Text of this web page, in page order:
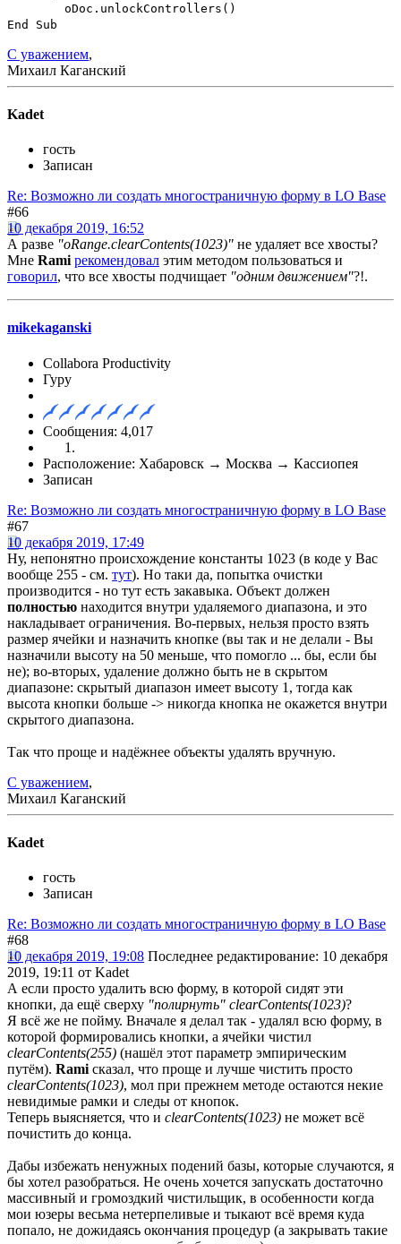
oDoc.unlockControllers()
End Sub
С уважением,
Михаил Каганский
Kadet
гость
Записан
Re: Возможно ли создать многостраничную форму в LO Base
#66
10 декабря 2019, 16:52
А разве "oRange.clearContents(1023)" не удаляет все хвосты?
Мне Rami рекомендовал этим методом пользоваться и
говорил, что все хвосты подчищает "одним движением"?!.
mikekaganski
Collabora Productivity
Гуру
Сообщения: 4,017
Расположение: Хабаровск → Москва → Кассиопея
Записан
Re: Возможно ли создать многостраничную форму в LO Base
#67
10 декабря 2019, 17:49
Ну, непонятно происхождение константы 1023 (в коде у Вас
вообще 255 - см. тут). Но таки да, попытка очистки
производится - но тут есть закавыка. Объект должен
полностью находится внутри удаляемого диапазона, и это
накладывает ограничения. Во-первых, нельзя просто взять
размер ячейки и назначить кнопке (вы так и не делали - Вы
назначили высоту на 50 меньше, что помогло ... бы, если бы
не); во-вторых, удаление должно быть не в скрытом
диапазоне: скрытый диапазон имеет высоту 1, тогда как
высота кнопки больше -> никогда кнопка не окажется внутри
скрытого диапазона.
Так что проще и надёжнее объекты удалять вручную.
С уважением,
Михаил Каганский
Kadet
гость
Записан
Re: Возможно ли создать многостраничную форму в LO Base
#68
10 декабря 2019, 19:08 Последнее редактирование: 10 декабря
2019, 19:11 от Kadet
А если просто удалить всю форму, в которой сидят эти
кнопки, да ещё сверху "полирнуть" clearContents(1023)?
Я всё же не пойму. Вначале я делал так - удалял всю форму, в
которой формировались кнопки, а ячейки чистил
clearContents(255) (нашёл этот параметр эмпирическим
путём). Rami сказал, что проще и лучше чистить просто
clearContents(1023), мол при прежнем методе остаются некие
невидимые рамки и следы от кнопок.
Теперь выясняется, что и clearContents(1023) не может всё
почистить до конца.
Дабы избежать ненужных подений базы, которые случаются, я
бы хотел разобраться. Не очень хочется запускать достаточно
массивный и громоздкий чистильщик, в особенности когда
мои юзеры весьма нетерпеливые и тыкают всё время куда
попало, не дожидаясь окончания процедур (а закрывать такие